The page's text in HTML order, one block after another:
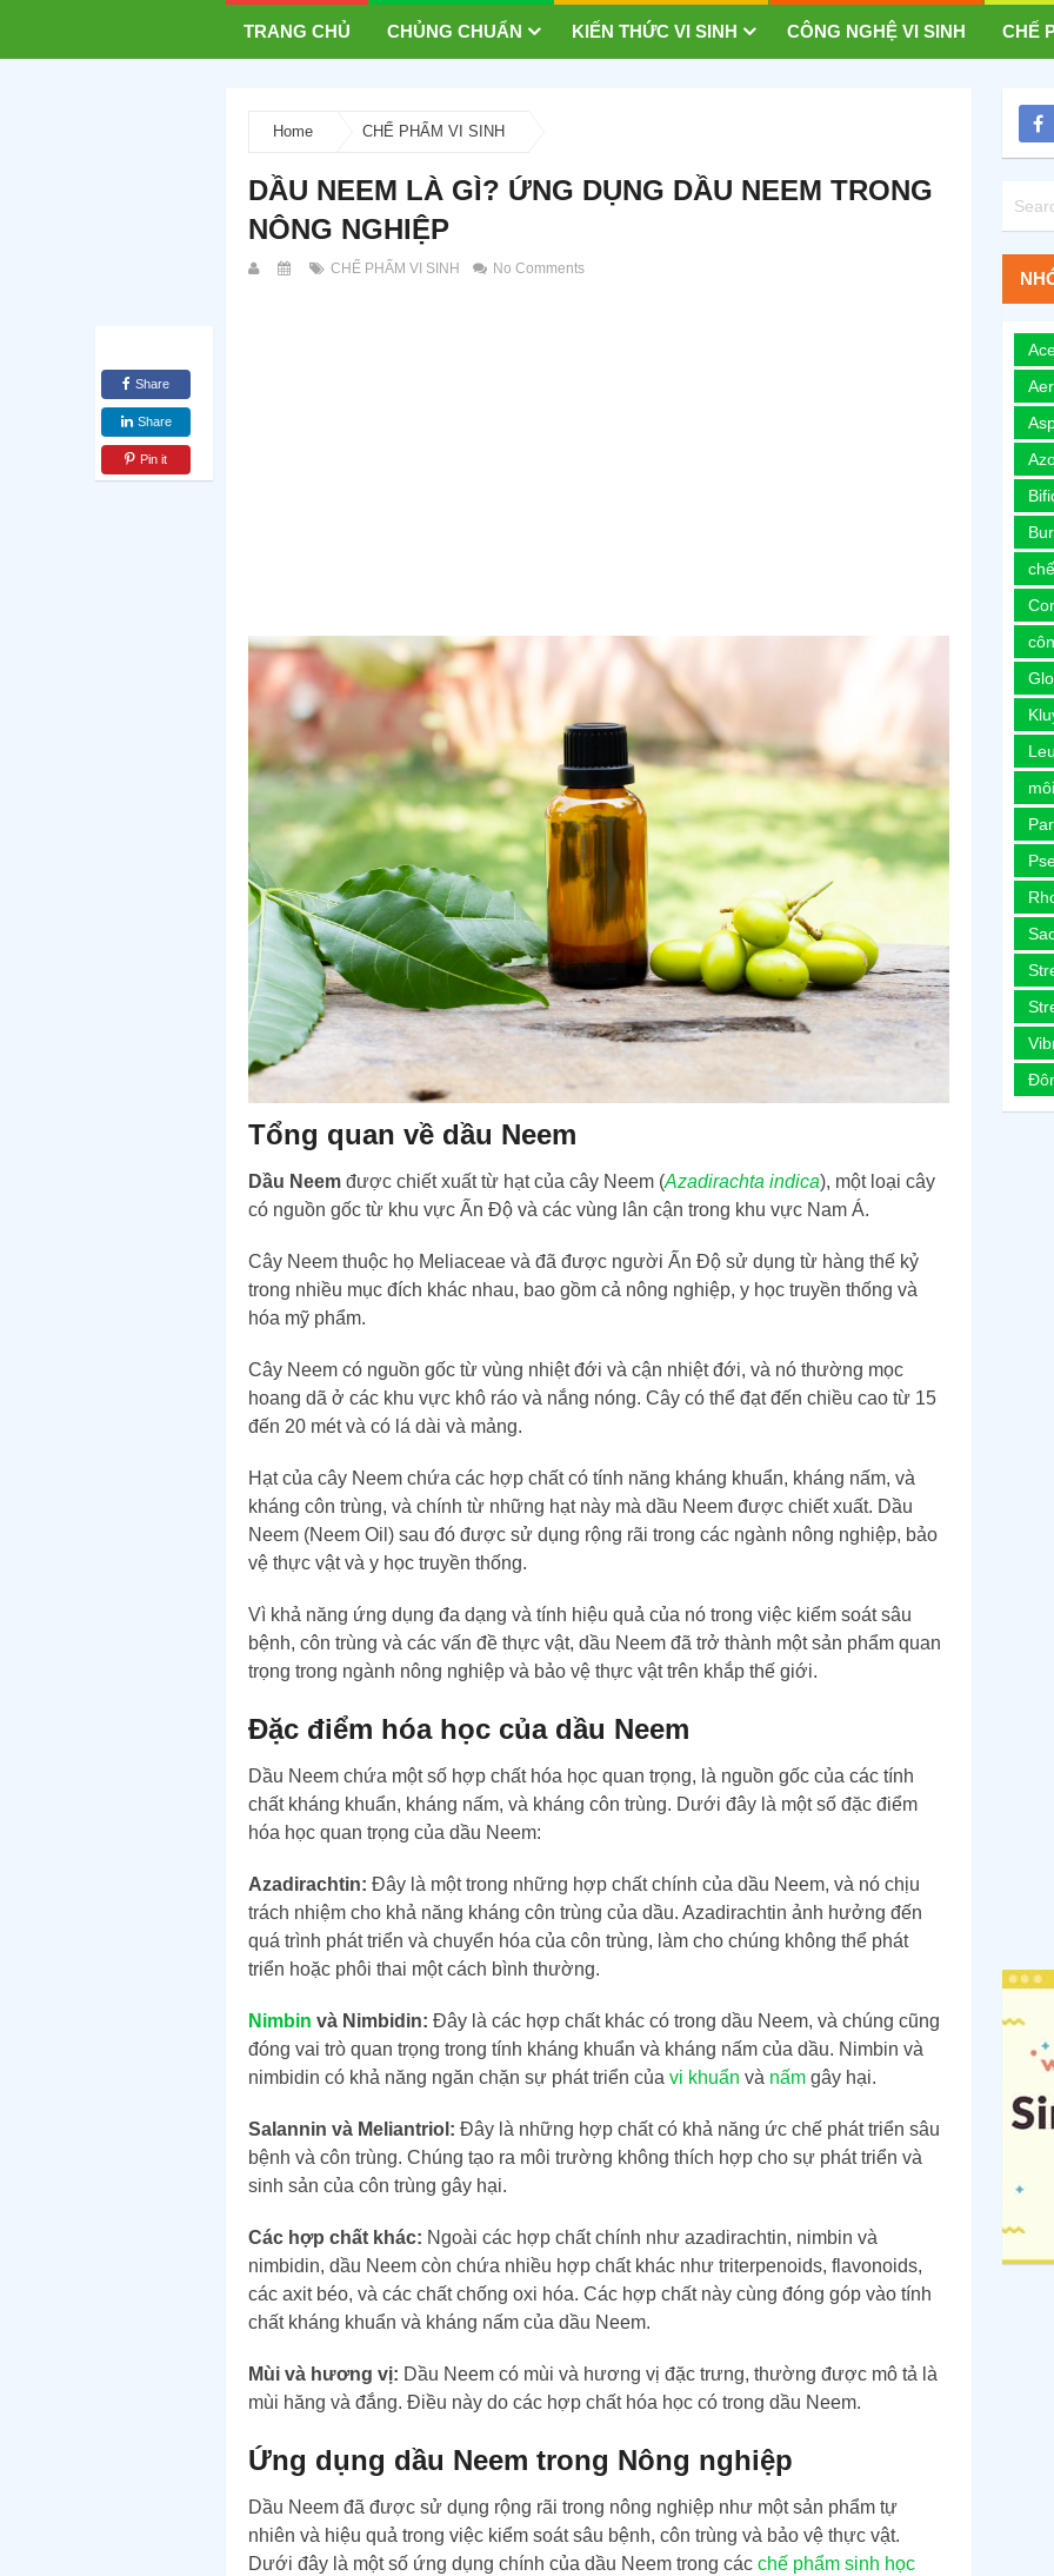
TRANG CHỦ CHỦNG CHUẨN KIẾN THỨC VI SINH CÔNG NGHỆ VI SINH CHẾ
Home CHẾ PHẨM VI SINH
DẦU NEEM LÀ GÌ? ỨNG DỤNG DẦU NEEM TRONG
NÔNG NGHIỆP
CHẾ PHẨM VI SINH No Comments
Share
Share
Pin it
Tổng quan về dầu Neem
Dầu Neem được chiết xuất từ hạt của cây Neem (Azadirachta indica), một loại cây
có nguồn gốc từ khu vực Ấn Độ và các vùng lân cận trong khu vực Nam Á.
Cây Neem thuộc họ Meliaceae và đã được người Ấn Độ sử dụng từ hàng thế kỷ
trong nhiều mục đích khác nhau, bao gồm cả nông nghiệp, y học truyền thống và
hóa mỹ phẩm.
Cây Neem có nguồn gốc từ vùng nhiệt đới và cận nhiệt đới, và nó thường mọc
hoang dã ở các khu vực khô ráo và nắng nóng. Cây có thể đạt đến chiều cao từ 15
đến 20 mét và có lá dài và mảng.
Hạt của cây Neem chứa các hợp chất có tính năng kháng khuẩn, kháng nấm, và
kháng côn trùng, và chính từ những hạt này mà dầu Neem được chiết xuất. Dầu
Neem (Neem Oil) sau đó được sử dụng rộng rãi trong các ngành nông nghiệp, bảo
vệ thực vật và y học truyền thống.
Vì khả năng ứng dụng đa dạng và tính hiệu quả của nó trong việc kiểm soát sâu
bệnh, côn trùng và các vấn đề thực vật, dầu Neem đã trở thành một sản phẩm quan
trọng trong ngành nông nghiệp và bảo vệ thực vật trên khắp thế giới.
Đặc điểm hóa học của dầu Neem
Dầu Neem chứa một số hợp chất hóa học quan trọng, là nguồn gốc của các tính
chất kháng khuẩn, kháng nấm, và kháng côn trùng. Dưới đây là một số đặc điểm
hóa học quan trọng của dầu Neem:
Azadirachtin: Đây là một trong những hợp chất chính của dầu Neem, và nó chịu
trách nhiệm cho khả năng kháng côn trùng của dầu. Azadirachtin ảnh hưởng đến
quá trình phát triển và chuyển hóa của côn trùng, làm cho chúng không thể phát
triển hoặc phôi thai một cách bình thường.
Nimbin và Nimbidin: Đây là các hợp chất khác có trong dầu Neem, và chúng cũng
đóng vai trò quan trọng trong tính kháng khuẩn và kháng nấm của dầu. Nimbin và
nimbidin có khả năng ngăn chặn sự phát triển của vi khuẩn và nấm gây hại.
Salannin và Meliantriol: Đây là những hợp chất có khả năng ức chế phát triển sâu
bệnh và côn trùng. Chúng tạo ra môi trường không thích hợp cho sự phát triển và
sinh sản của côn trùng gây hại.
Các hợp chất khác: Ngoài các hợp chất chính như azadirachtin, nimbin và
nimbidin, dầu Neem còn chứa nhiều hợp chất khác như triterpenoids, flavonoids,
các axit béo, và các chất chống oxi hóa. Các hợp chất này cùng đóng góp vào tính
chất kháng khuẩn và kháng nấm của dầu Neem.
Mùi và hương vị: Dầu Neem có mùi và hương vị đặc trưng, thường được mô tả là
mùi hăng và đắng. Điều này do các hợp chất hóa học có trong dầu Neem.
Ứng dụng dầu Neem trong Nông nghiệp
Dầu Neem đã được sử dụng rộng rãi trong nông nghiệp như một sản phẩm tự
nhiên và hiệu quả trong việc kiểm soát sâu bệnh, côn trùng và bảo vệ thực vật.
Dưới đây là một số ứng dụng chính của dầu Neem trong các chế phẩm sinh học